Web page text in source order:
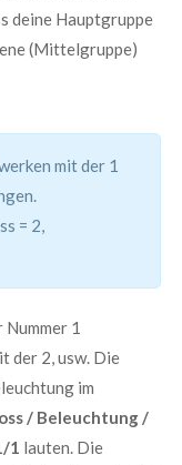
deine Hauptgruppe
(Mittelgruppe)
mit der 1
= 2,
1
der 2, usw. Die
im
/ Beleuchtung /
1 lauten. Die